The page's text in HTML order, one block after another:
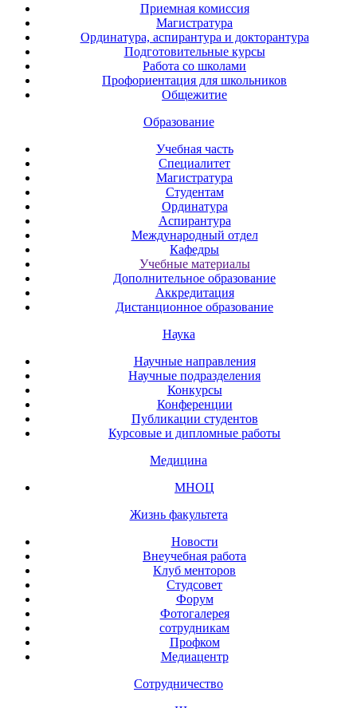
Приемная комиссия
Магистратура
Ординатура, аспирантура и докторантура
Подготовительные курсы
Работа со школами
Профориентация для школьников
Общежитие
Образование
Учебная часть
Специалитет
Магистратура
Студентам
Ординатура
Аспирантура
Международный отдел
Кафедры
Учебные материалы
Дополнительное образование
Аккредитация
Дистанционное образование
Наука
Научные направления
Научные подразделения
Конкурсы
Конференции
Публикации студентов
Курсовые и дипломные работы
Медицина
МНОЦ
Жизнь факультета
Новости
Внеучебная работа
Клуб менторов
Студсовет
Форум
Фотогалерея
сотрудникам
Профком
Медиацентр
Сотрудничество